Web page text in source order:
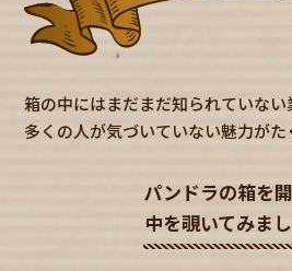
箱の中にはまだまだ知られていな
多くの人が気づいていない魅力がた
パンドラの箱を開
中を覗いてみまし